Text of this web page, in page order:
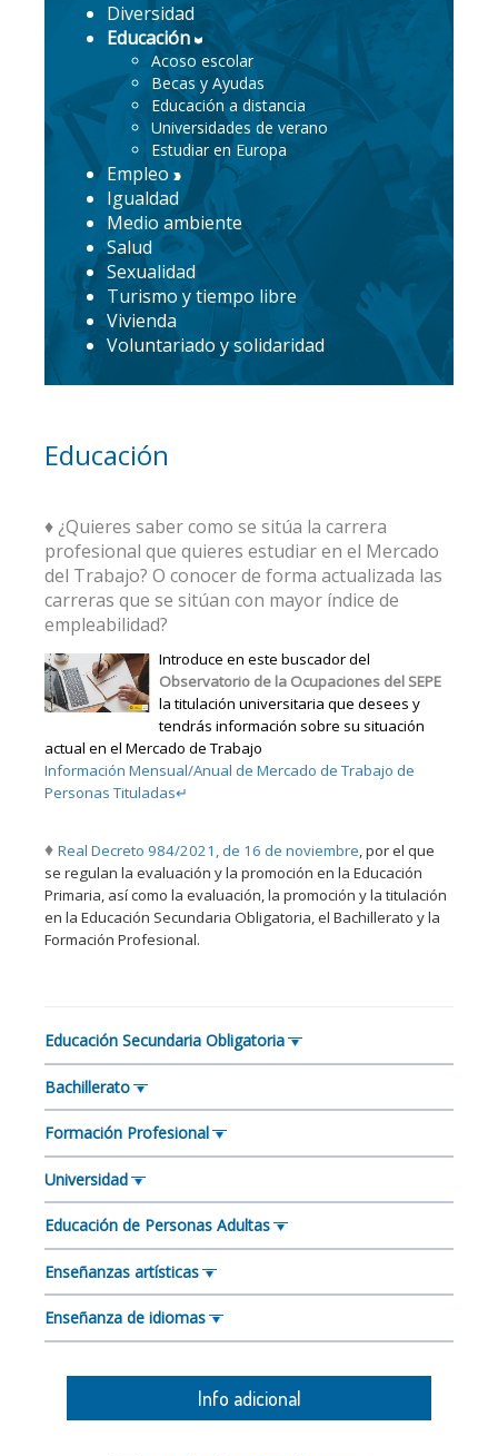
Diversidad
Educación
Acoso escolar
Becas y Ayudas
Educación a distancia
Universidades de verano
Estudiar en Europa
Empleo
Igualdad
Medio ambiente
Salud
Sexualidad
Turismo y tiempo libre
Vivienda
Voluntariado y solidaridad
Educación
♦ ¿Quieres saber como se sitúa la carrera
profesional que quieres estudiar en el Mercado
del Trabajo? O conocer de forma actualizada las
carreras que se sitúan con mayor índice de
empleabilidad?
Introduce en este buscador del
Observatorio de la Ocupaciones del SEPE
la titulación universitaria que desees y
tendrás información sobre su situación
actual en el Mercado de Trabajo
Información Mensual/Anual de Mercado de Trabajo de
Personas Tituladas↵
♦ Real Decreto 984/2021, de 16 de noviembre, por el que
se regulan la evaluación y la promoción en la Educación
Primaria, así como la evaluación, la promoción y la titulación
en la Educación Secundaria Obligatoria, el Bachillerato y la
Formación Profesional.
Educación Secundaria Obligatoria
Bachillerato
Formación Profesional
Universidad
Educación de Personas Adultas
Enseñanzas artísticas
Enseñanza de idiomas
Info adicional